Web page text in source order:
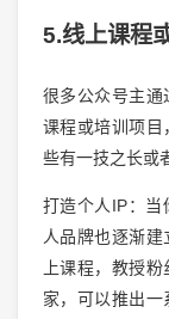
5.线上课程
很多公众号主通
课程或培训项目
些有一技之长或
打造个人IP：当
人品牌也逐渐
上课程，教授
家，可以推出